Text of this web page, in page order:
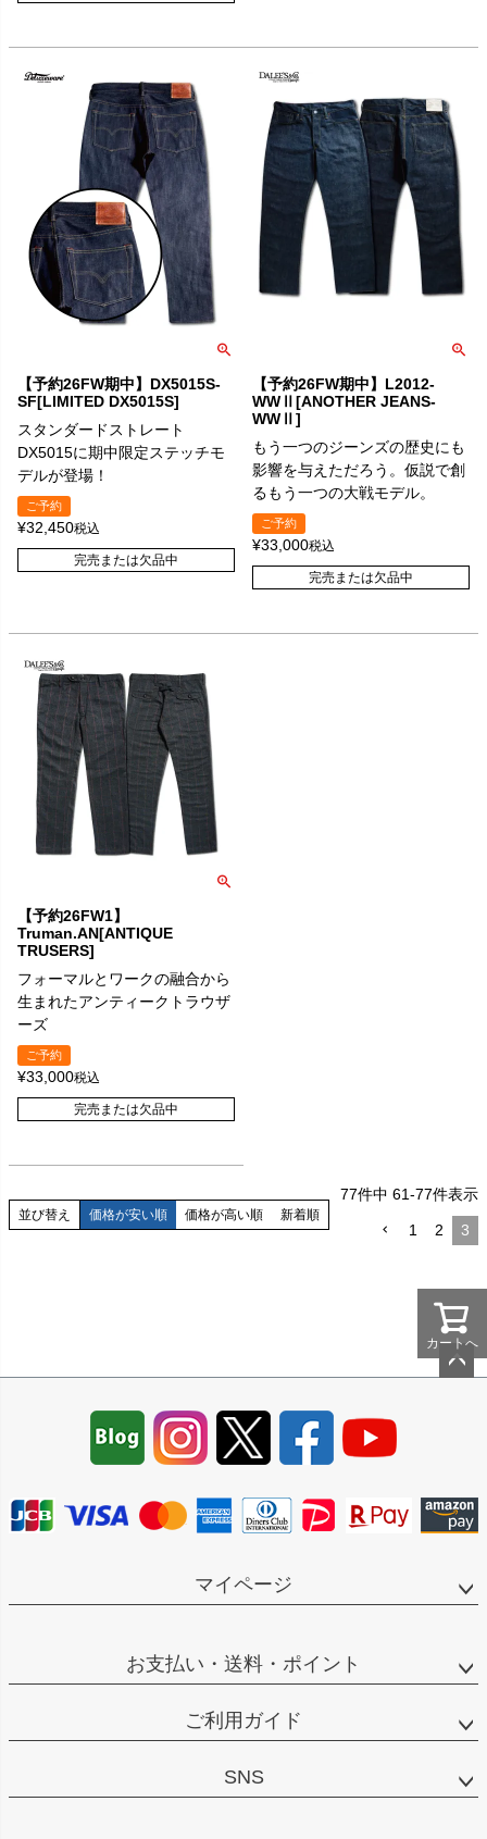
【予約26FW期中】DX5015S-
SF[LIMITED DX5015S]
スタンダードストレート
DX5015に期中限定ステッチモ
デルが登場！
ご予約
¥32,450税込
完売または欠品中
【予約26FW期中】L2012-
WWⅡ[ANOTHER JEANS-
WWⅡ]
もう一つのジーンズの歴史にも
影響を与えただろう。仮説で創
るもう一つの大戦モデル。
ご予約
¥33,000税込
完売または欠品中
【予約26FW1】
Truman.AN[ANTIQUE
TRUSERS]
フォーマルとワークの融合から
生まれたアンティークトラウザ
ーズ
ご予約
¥33,000税込
完売または欠品中
並び替え 価格が安い順 価格が高い順 新着順
77件中 61-77件表示
1 2 3
カートへ
マイページ
お支払い・送料・ポイント
ご利用ガイド
SNS